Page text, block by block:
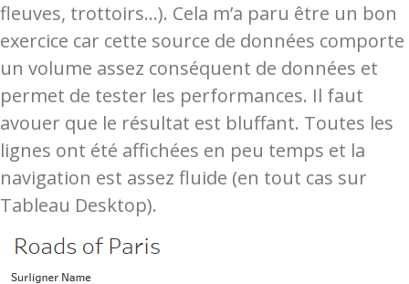
fleuves, trottoirs…). Cela m’a paru être un bon
exercice car cette source de données comporte
un volume assez conséquent de données et
permet de tester les performances. Il faut
avouer que le résultat est bluffant. Toutes les
lignes ont été affichées en peu temps et la
navigation est assez fluide (en tout cas sur
Tableau Desktop).